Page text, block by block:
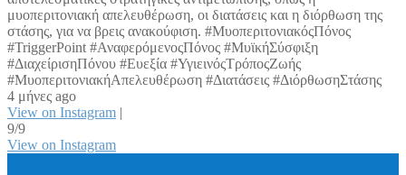
μυοπεριτονιακή απελευθέρωση, οι διατάσεις και η διόρθωση της
στάσης, για να βρεις ανακούφιση. #ΜυοπεριτονιακόςΠόνος
#TriggerPoint #ΑναφερόμενοςΠόνος #ΜυϊκήΣύσφιξη
#ΔιαχείρισηΠόνου #Ευεξία #ΥγιεινόςΤρόποςΖωής
#ΜυοπεριτονιακήΑπελευθέρωση #Διατάσεις #ΔιόρθωσηΣτάσης
4 μήνες ago
View on Instagram |
9/9
View on Instagram